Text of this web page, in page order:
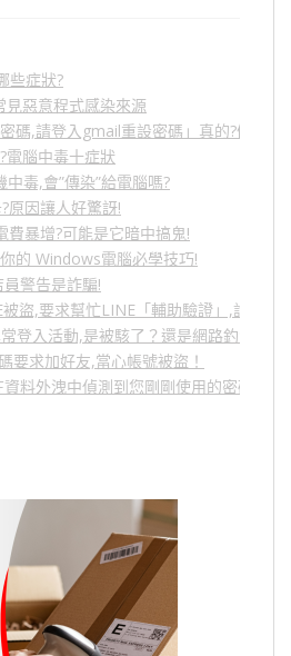
些症狀?
見惡意程式感染來源
碼,請登入gmail重設密碼」真的?假的?5
電腦中毒十症狀
毒,會”傳染”給電腦嗎?
原因讓人好驚訝!
費暴增?可能是它暗中搞鬼!
的 Windows電腦必學技巧!
警告是詐騙!
盜,要求幫忙LINE「輔助驗證」,詐騙
登入活動,是被駭了？還是網路釣魚？
要求加好友,當心帳號被盜！
料外洩中偵測到您剛剛使用的密碼」